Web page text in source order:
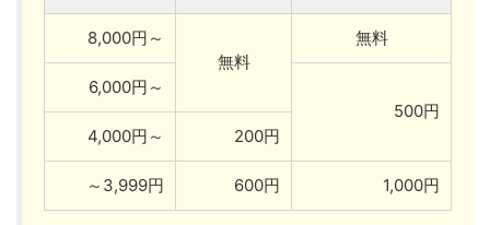
8,000円～
無料
無料
6,000円～
500円
4,000円～
200円
～3,999円 600円 1,000円